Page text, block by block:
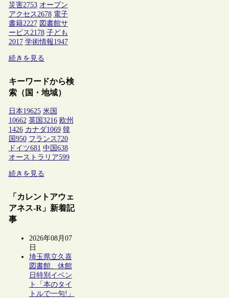
災害2753 オープン
アクセス 2678 電子
書籍2227 図書館サ
ービス 2178 子ども
2017 学術情報1947
続きを見る
キーワードから検
索（国・地域）
日本19625 米国
10662 英国 3216 欧州
1426 カナダ1069 韓
国 950 フランス 720
ドイツ681 中国 638
オーストラリア599
続きを見る
「カレントアウェ
アネス-R」新着記
事
2026年08月07
日
埼玉県立久喜
図書館、休館
日特別イベン
ト「本のタイ
トルで一句!」